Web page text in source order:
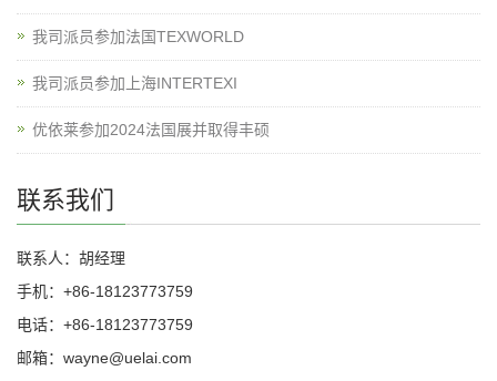
我司派员参加法国TEXWORLD
我司派员参加上海INTERTEXI
优依莱参加2024法国展并取得丰硕
联系我们
联系人：胡经理
手机：+86-18123773759
电话：+86-18123773759
邮箱：wayne@uelai.com